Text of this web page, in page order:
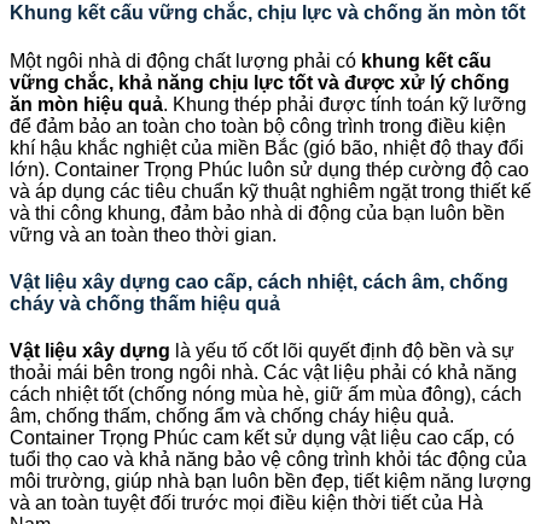
Khung kết cấu vững chắc, chịu lực và chống ăn mòn tốt
Một ngôi nhà di động chất lượng phải có khung kết cấu
vững chắc, khả năng chịu lực tốt và được xử lý chống
ăn mòn hiệu quả. Khung thép phải được tính toán kỹ lưỡng
để đảm bảo an toàn cho toàn bộ công trình trong điều kiện
khí hậu khắc nghiệt của miền Bắc (gió bão, nhiệt độ thay đổi
lớn). Container Trọng Phúc luôn sử dụng thép cường độ cao
và áp dụng các tiêu chuẩn kỹ thuật nghiêm ngặt trong thiết kế
và thi công khung, đảm bảo nhà di động của bạn luôn bền
vững và an toàn theo thời gian.
Vật liệu xây dựng cao cấp, cách nhiệt, cách âm, chống
cháy và chống thấm hiệu quả
Vật liệu xây dựng là yếu tố cốt lõi quyết định độ bền và sự
thoải mái bên trong ngôi nhà. Các vật liệu phải có khả năng
cách nhiệt tốt (chống nóng mùa hè, giữ ấm mùa đông), cách
âm, chống thấm, chống ẩm và chống cháy hiệu quả.
Container Trọng Phúc cam kết sử dụng vật liệu cao cấp, có
tuổi thọ cao và khả năng bảo vệ công trình khỏi tác động của
môi trường, giúp nhà bạn luôn bền đẹp, tiết kiệm năng lượng
và an toàn tuyệt đối trước mọi điều kiện thời tiết của Hà